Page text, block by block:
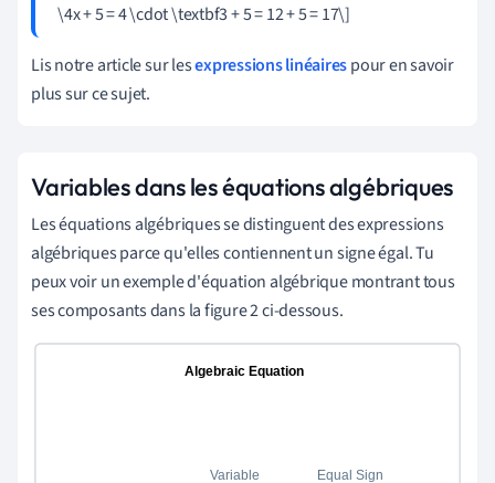
\4x + 5 = 4 \cdot \textbf3 + 5 = 12 + 5 = 17\]
Lis notre article sur lesexpressions linéairespour en savoir
plus sur ce sujet.
Variables dans les équations algébriques
Les équations algébriques se distinguent des expressions
algébriques parce qu'elles contiennent un signe égal. Tu
peux voir un exemple d'équation algébrique montrant tous
ses composants dans la figure 2 ci-dessous.